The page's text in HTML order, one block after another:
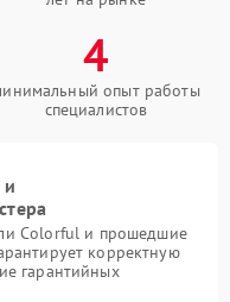
4
опыт работы
специалистов
и
Colorful и прошедшие
корректную
гарантийных